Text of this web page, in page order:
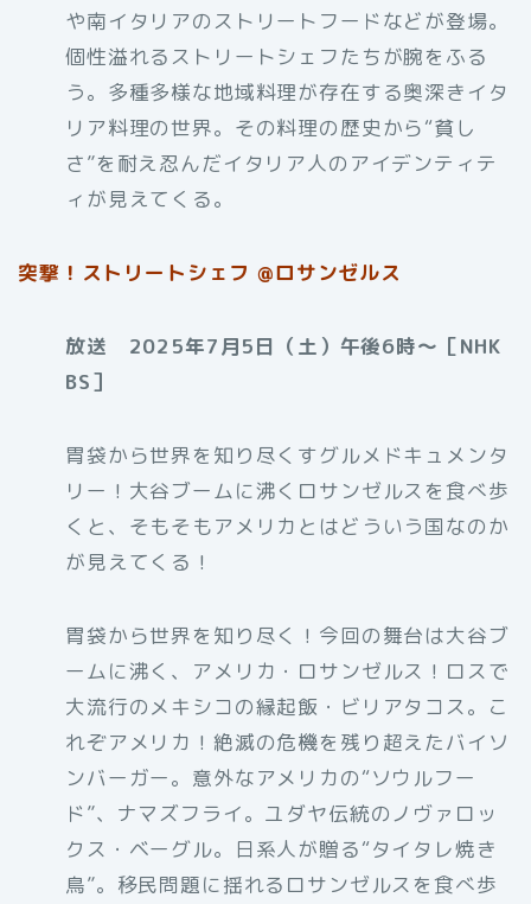
や南イタリアのストリートフードなどが登場。
個性溢れるストリートシェフたちが腕をふる
う。多種多様な地域料理が存在する奥深きイタ
リア料理の世界。その料理の歴史から“貧し
さ”を耐え忍んだイタリア人のアイデンティテ
ィが見えてくる。
突撃！ストリートシェフ @ロサンゼルス
放送 2025年7月5日（土）午後6時〜［NHK
BS］
胃袋から世界を知り尽くすグルメドキュメンタ
リー！大谷ブームに沸くロサンゼルスを食べ歩
くと、そもそもアメリカとはどういう国なのか
が見えてくる！
胃袋から世界を知り尽く！今回の舞台は大谷ブ
ームに沸く、アメリカ・ロサンゼルス！ロスで
大流行のメキシコの縁起飯・ビリアタコス。こ
れぞアメリカ！絶滅の危機を残り超えたバイソ
ンバーガー。意外なアメリカの“ソウルフー
ド”、ナマズフライ。ユダヤ伝統のノヴァロッ
クス・ベーグル。日系人が贈る“タイタレ焼き
鳥”。移民問題に揺れるロサンゼルスを食べ歩